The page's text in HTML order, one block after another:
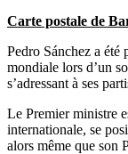
Carte postale de
Pedro Sánchez a été
mondiale lors d’un
s’adressant à ses
Le Premier ministre
internationale, se
alors même que son